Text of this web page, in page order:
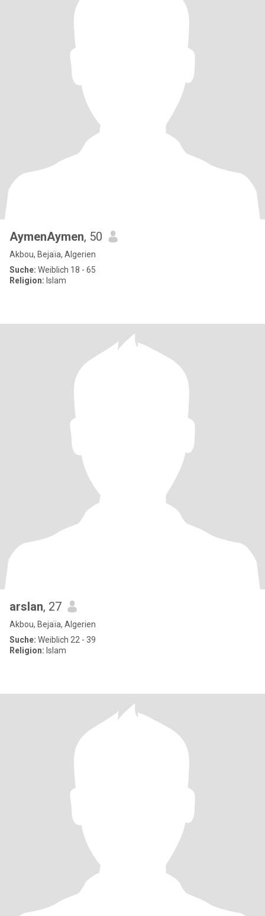
AymenAymen, 50
Akbou, Bejaïa, Algerien
Suche: Weiblich 18 - 65
Religion: Islam
arslan, 27
Akbou, Bejaïa, Algerien
Suche: Weiblich 22 - 39
Religion: Islam